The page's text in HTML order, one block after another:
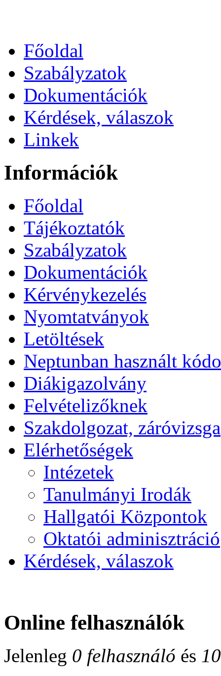
Főoldal
Szabályzatok
Dokumentációk
Kérdések, válaszok
Linkek
Információk
Főoldal
Tájékoztatók
Szabályzatok
Dokumentációk
Kérvénykezelés
Nyomtatványok
Letöltések
Neptunban használt
Diákigazolvány
Felvételizőknek
Szakdolgozat, záróvizsga
Elérhetőségek
Intézetek
Tanulmányi Irodák
Hallgatói Központok
Oktatói adminisztráció
Kérdések, válaszok
Online felhasználók
Jelenleg 0 felhasználó és